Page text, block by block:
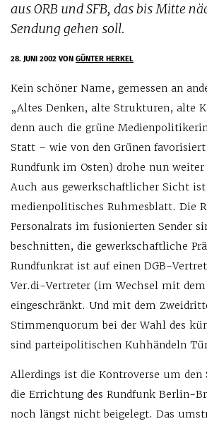
aus ORB und SFB, das bis Mitte
Sendung gehen soll.
28. JUNI 2002VONGÜNTER HERKEL
Kein schöner Name, gemessen an
„Altes Denken, alte Strukturen, alte
denn auch die grüne
Statt – wie von den Grünen favorisiert
Rundfunk im Osten) drohe nun
Auch aus gewerkschaftlicher Sicht ist
medienpolitisches Ruhmesblatt. Die
Personalrats im fusionierten Sender
beschnitten, die gewerkschaftliche
Rundfunkrat ist auf einen DGB-
Ver.di-Vertreter (im Wechsel mit dem
eingeschränkt. Und mit dem
Stimmenquorum bei der Wahl des
sind parteipolitischen Kuhhändeln
Allerdings ist die Kontroverse um den
die Errichtung des Rundfunk Berlin-
noch längst nicht beigelegt. Das